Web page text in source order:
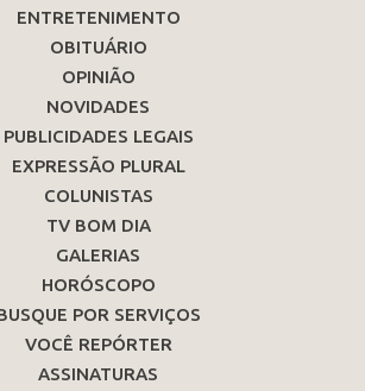
ENTRETENIMENTO
OBITUÁRIO
OPINIÃO
NOVIDADES
PUBLICIDADES LEGAIS
EXPRESSÃO PLURAL
COLUNISTAS
TV BOM DIA
GALERIAS
HORÓSCOPO
POR SERVIÇOS
VOCÊ REPÓRTER
ASSINATURAS